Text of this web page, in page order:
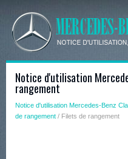
Notice d'utilisation
rangement
Notice d'utilisation Mercedes-Benz
de rangement / Filets de rangement